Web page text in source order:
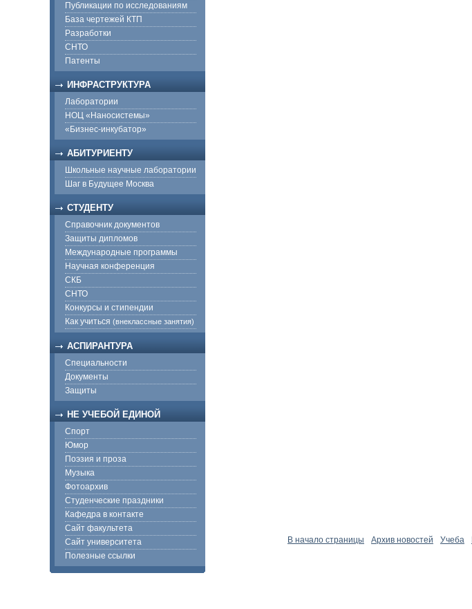
Публикации по исследованиям
База чертежей КТП
Разработки
СНТО
Патенты
ИНФРАСТРУКТУРА
Лаборатории
НОЦ «Наносистемы»
«Бизнес-инкубатор»
АБИТУРИЕНТУ
Школьные научные лаборатории
Шаг в Будущее Москва
СТУДЕНТУ
Справочник документов
Защиты дипломов
Международные программы
Научная конференция
СКБ
СНТО
Конкурсы и стипендии
Как учиться (внеклассные занятия)
АСПИРАНТУРА
Специальности
Документы
Защиты
НЕ УЧЕБОЙ ЕДИНОЙ
Спорт
Юмор
Поэзия и проза
Музыка
Фотоархив
Студенческие праздники
Кафедра в контакте
Сайт факультета
Сайт университета
Полезные ссылки
В начало страницы Архив новостей Учеба